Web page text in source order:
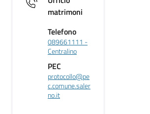
matrimoni
Telefono
089661111 -
Centralino
PEC
protocollo@pe
c.comune.saler
no.it